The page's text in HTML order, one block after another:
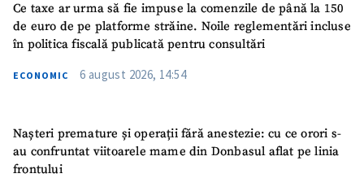
Ce taxe ar urma să fie impuse la comenzile de până la 150
de euro de pe platforme străine. Noile reglementări incluse
în politica fiscală publicată pentru consultări
ECONOMIC 6 august 2026, 14:54
Nașteri premature și operații fără anestezie: cu ce orori s-
au confruntat viitoarele mame din Donbasul aflat pe linia
frontului